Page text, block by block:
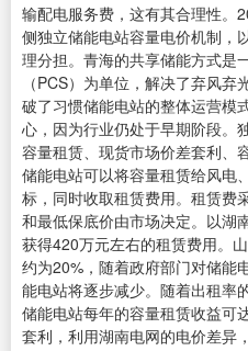
输配电服务费，这有其合理性。
侧独立储能电站容量电价机制，
理分担。青海的共享储能方式是
（PCS）为单位，解决了弃风
破了习惯储能电站的整体运营模
心，因为行业仍处于早期阶段。
容量租赁、现货市场价差套利、
储能电站可以将容量租赁给风电
标，同时收取租赁费用。租赁费
和最低保底价由市场决定。以湖
获得420万元左右的租赁费用。
约为20%，随着政府部门对储能
能电站将逐步减少。随着出租率
储能电站每年的容量租赁收益可
套利，利用湖南电网的电价差异